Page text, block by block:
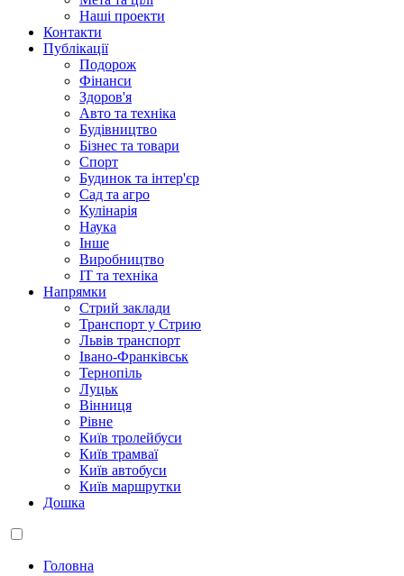
Наші проекти
Контакти
Публікації
Подорож
Фінанси
Здоров'я
Авто та техніка
Будівництво
Бізнес та товари
Спорт
Будинок та інтер'єр
Сад та агро
Кулінарія
Наука
Інше
Виробництво
IT та техніка
Напрямки
Стрий заклади
Транспорт у Стрию
Львів транспорт
Івано-Франківськ
Тернопіль
Луцьк
Вінниця
Рівне
Київ тролейбуси
Київ трамваї
Київ автобуси
Київ маршрутки
Дошка
Головна